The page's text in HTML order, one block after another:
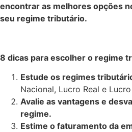
encontrar as melhores opções
seu regime tributário.
8 dicas para escolher o regime
Estude os regimes
Nacional, Lucro Real e
Avalie as vantagens e
regime.
Estime o faturamento da